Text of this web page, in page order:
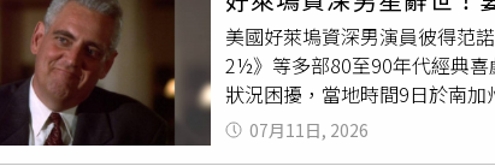
演技，吳慷仁成為金馬影帝。
黑戶兄弟，在混雜的底層社會
且無法言語，只能用肢體語言
許光漢、林柏宏、阮經天等人
仁與孫儷合作《危險關係》。
面溫柔體貼、實則心機深沉
美國好萊塢資深男演員彼得范
2½》等多部80至90年代經典
狀況困擾，當地時間9日於南
國一代喜劇男演員彼得范諾登
（Wendy）陪伴下安詳辭世
07月11日, 2026